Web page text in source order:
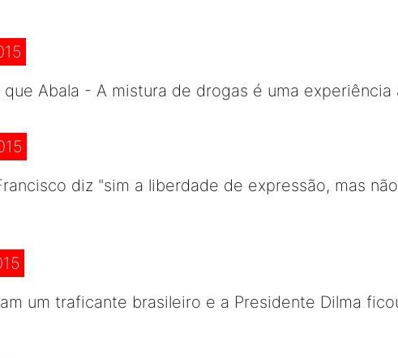
que Abala - A mistura de drogas é uma
diz "sim a liberdade de expressão, mas
um traficante brasileiro e a Presidente Dilma